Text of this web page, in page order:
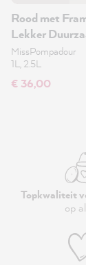
Rood met
Lekker
muurverf 1L
MissPompadour
1L, 2.5L
€ 36,00
Topkwaliteit
op